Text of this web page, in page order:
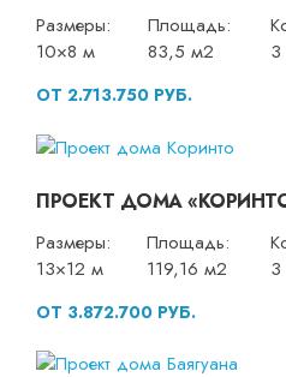
Размеры:
10×8 м
Площадь:
83,5 м2
3
ОТ 2.713.750 РУБ.
ПРОЕКТ ДОМА
Размеры:
13×12 м
Площадь:
119,16 м2
3
ОТ 3.872.700 РУБ.